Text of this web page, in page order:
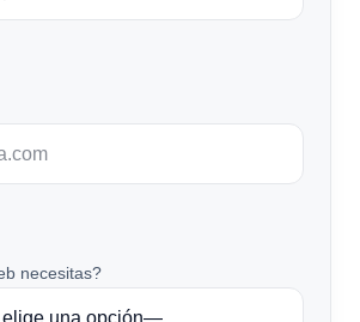
necesitas?